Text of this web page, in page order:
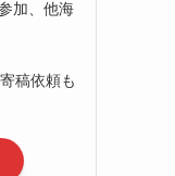
加、他海
稿依頼も